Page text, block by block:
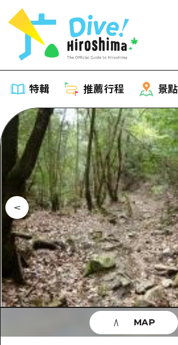
特輯 推薦行程 景點
特輯
列表
推薦
藝術
活動·廟會
美食·酒水
騎自行車
購物
運動
推薦行程
列表
Dive! Hiroshima
廣島隨意旅行
廣島市內
安芸
答對了
景點
列表
廣島市內
安芸
答對了
美北
活動
即時訊息
有用的信息
列表
MAP